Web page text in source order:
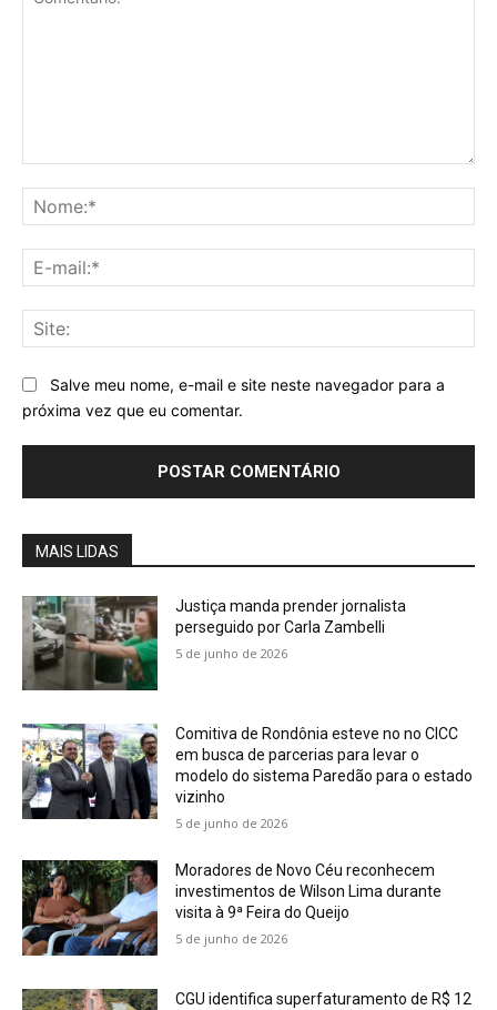
Salve meu nome, e-mail e site neste navegador para a
próxima vez que eu comentar.
MAIS LIDAS
Justiça manda prender jornalista
perseguido por Carla Zambelli
5 de junho de 2026
Comitiva de Rondônia esteve no no CICC
em busca de parcerias para levar o
modelo do sistema Paredão para o estado
vizinho
5 de junho de 2026
Moradores de Novo Céu reconhecem
investimentos de Wilson Lima durante
visita à 9ª Feira do Queijo
5 de junho de 2026
CGU identifica superfaturamento de R$ 12